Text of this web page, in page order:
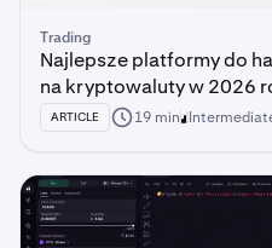
Trading
Najlepsze platformy do
na kryptowaluty w 2026
ARTICLE 19 min